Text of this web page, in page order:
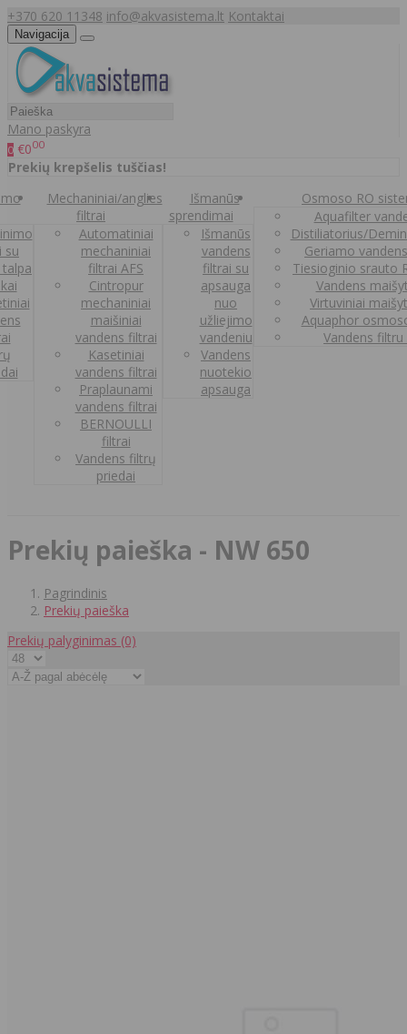
+370 620 11348 info@akvasistema.lt Kontaktai
Navigacija
Mano paskyra
0 €000
Prekių krepšelis tuščias!
su
Mechaniniai/anglies
filtrai
Automatiniai
mechaniniai
filtrai AFS
Cintropur
mechaniniai
maišiniai
vandens filtrai
Kasetiniai
vandens filtrai
Praplaunami
vandens filtrai
BERNOULLI
filtrai
Vandens filtrų
priedai
Išmanūs
sprendimai
Išmanūs
vandens
filtrai su
apsauga
nuo
užliejimo
vandeniu
Vandens
nuotekio
apsauga
Osmoso RO
Aquafilter
Distiliatorius/
Geriamo
Tiesioginio srauto
Vandens
Virtuviniai
Aquaphor
Vandens filtru
Prekių paieška - NW 650
Pagrindinis
Prekių paieška
Prekių palyginimas (0)